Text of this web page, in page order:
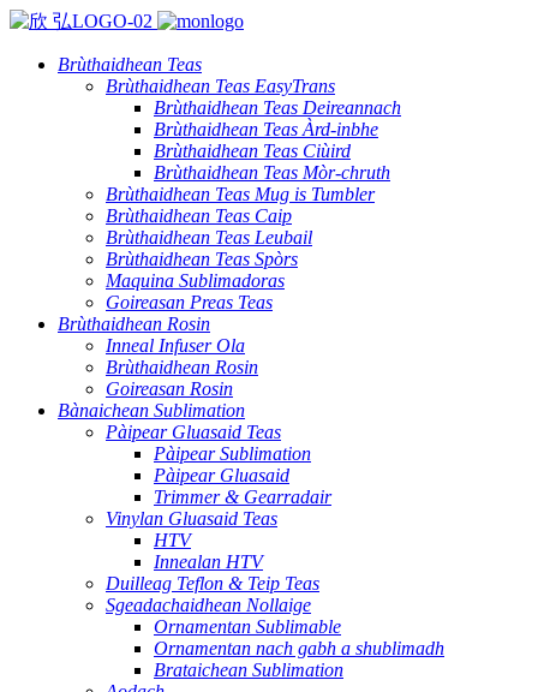
Brùthaidhean Teas
Brùthaidhean Teas EasyTrans
Brùthaidhean Teas Deireannach
Brùthaidhean Teas Àrd-inbhe
Brùthaidhean Teas Ciùird
Brùthaidhean Teas Mòr-chruth
Brùthaidhean Teas Mug is Tumbler
Brùthaidhean Teas Caip
Brùthaidhean Teas Leubail
Brùthaidhean Teas Spòrs
Maquina Sublimadoras
Goireasan Preas Teas
Brùthaidhean Rosin
Inneal Infuser Ola
Brùthaidhean Rosin
Goireasan Rosin
Bànaichean Sublimation
Pàipear Gluasaid Teas
Pàipear Sublimation
Pàipear Gluasaid
Trimmer & Gearradair
Vinylan Gluasaid Teas
HTV
Innealan HTV
Duilleag Teflon & Teip Teas
Sgeadachaidhean Nollaige
Ornamentan Sublimable
Ornamentan nach gabh a shublimadh
Brataichean Sublimation